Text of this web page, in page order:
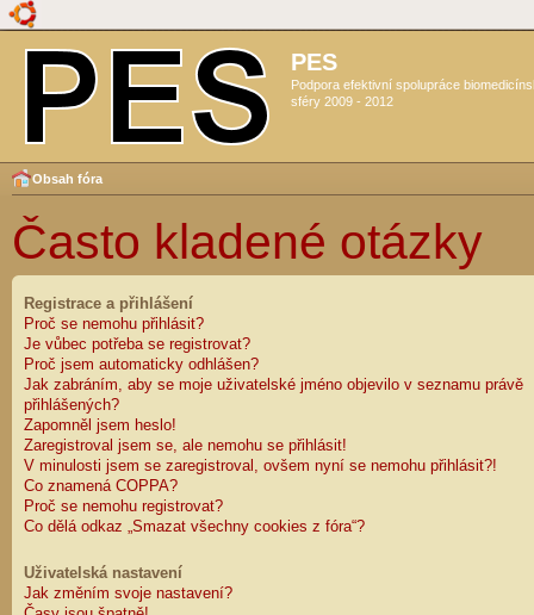
PES
Podpora efektivní spolupráce
sféry 2009 - 2012
Obsah fóra
Často kladené otázky
Registrace a přihlášení
Proč se nemohu přihlásit?
Je vůbec potřeba se registrovat?
Proč jsem automaticky odhlášen?
Jak zabráním, aby se moje uživatelské jméno objevilo v seznamu právě
přihlášených?
Zapomněl jsem heslo!
Zaregistroval jsem se, ale nemohu se přihlásit!
V minulosti jsem se zaregistroval, ovšem nyní se nemohu přihlásit?!
Co znamená COPPA?
Proč se nemohu registrovat?
Co dělá odkaz „Smazat všechny cookies z fóra“?
Uživatelská nastavení
Jak změním svoje nastavení?